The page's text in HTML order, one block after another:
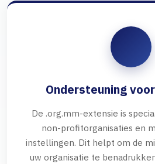
Ondersteuning
De .org.mm-extensie is
non-profitorganisaties en
instellingen. Dit helpt om de
uw organisatie te